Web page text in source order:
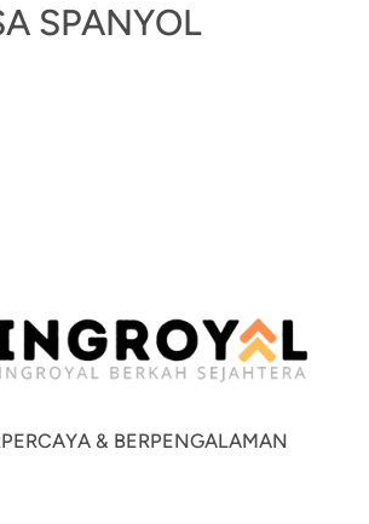
SPANYOL
& BERPENGALAMAN